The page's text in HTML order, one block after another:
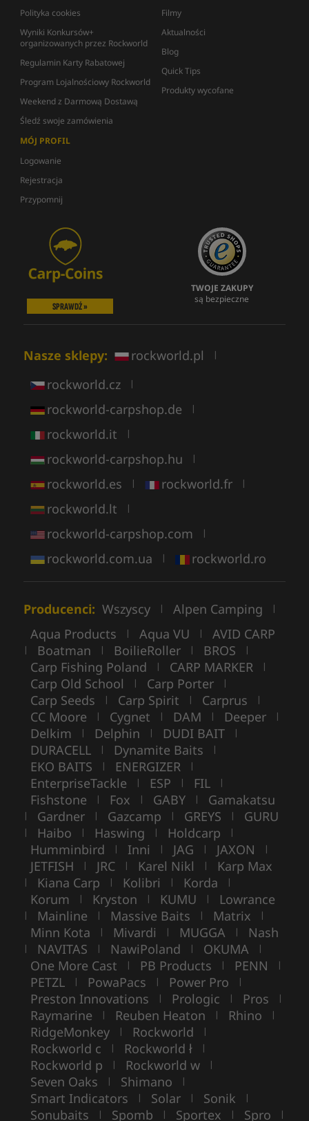
Polityka cookies
Wyniki Konkursów+
organizowanych przez Rockworld
Regulamin Karty Rabatowej
Program Lojalnościowy Rockworld
Weekend z Darmową Dostawą
Śledź swoje zamówienia
Filmy
Aktualności
Blog
Quick Tips
Produkty wycofane
MÓJ PROFIL
Logowanie
Rejestracja
Przypomnij
SPRAWDŹ »
TWOJE ZAKUPY
są bezpieczne
Nasze sklepy: rockworld.pl |
rockworld.cz |
rockworld-carpshop.de |
rockworld.it |
rockworld-carpshop.hu |
rockworld.es | rockworld.fr |
rockworld.lt |
rockworld-carpshop.com |
rockworld.com.ua | rockworld.ro
Producenci: Wszyscy | Alpen Camping |
Aqua Products | Aqua VU | AVID CARP
| Boatman | BoilieRoller | BROS |
Carp Fishing Poland | CARP MARKER |
Carp Old School | Carp Porter |
Carp Seeds | Carp Spirit | Carprus |
CC Moore | Cygnet | DAM | Deeper |
Delkim | Delphin | DUDI BAIT |
DURACELL | Dynamite Baits |
EKO BAITS | ENERGIZER |
EnterpriseTackle | ESP | FIL |
Fishstone | Fox | GABY | Gamakatsu
| Gardner | Gazcamp | GREYS | GURU
| Haibo | Haswing | Holdcarp |
Humminbird | Inni | JAG | JAXON |
JETFISH | JRC | Karel Nikl | Karp Max
| Kiana Carp | Kolibri | Korda |
Korum | Kryston | KUMU | Lowrance
| Mainline | Massive Baits | Matrix |
Minn Kota | Mivardi | MUGGA | Nash
| NAVITAS | NawiPoland | OKUMA |
One More Cast | PB Products | PENN |
PETZL | PowaPacs | Power Pro |
Preston Innovations | Prologic | Pros |
Raymarine | Reuben Heaton | Rhino |
RidgeMonkey | Rockworld |
Rockworld c | Rockworld ł |
Rockworld p | Rockworld w |
Seven Oaks | Shimano |
Smart Indicators | Solar | Sonik |
Sonubaits | Spomb | Sportex | Spro |